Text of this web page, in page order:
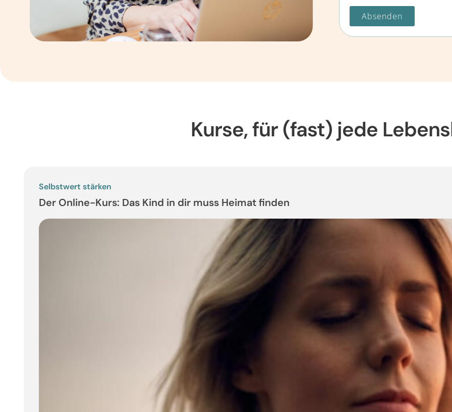
Absenden
Kurse, für (fast) jede
Selbstwert stärken
Der Online-Kurs: Das Kind in dir muss Heimat finden